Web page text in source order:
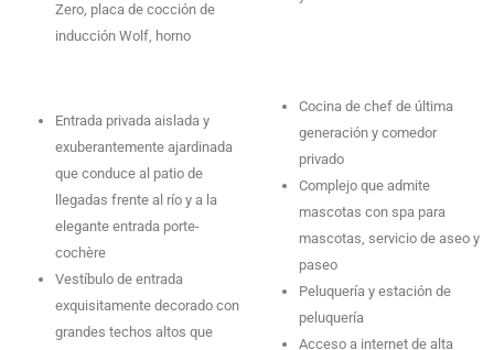
Zero, placa de cocción de
inducción Wolf, horno
Entrada privada aislada y
exuberantemente ajardinada
que conduce al patio de
llegadas frente al río y a la
elegante entrada porte-
cochère
Vestíbulo de entrada
exquisitamente decorado con
grandes techos altos que
Cocina de chef de última
generación y comedor
privado
Complejo que admite
mascotas con spa para
mascotas, servicio de aseo y
paseo
Peluquería y estación de
peluquería
Acceso a internet de alta